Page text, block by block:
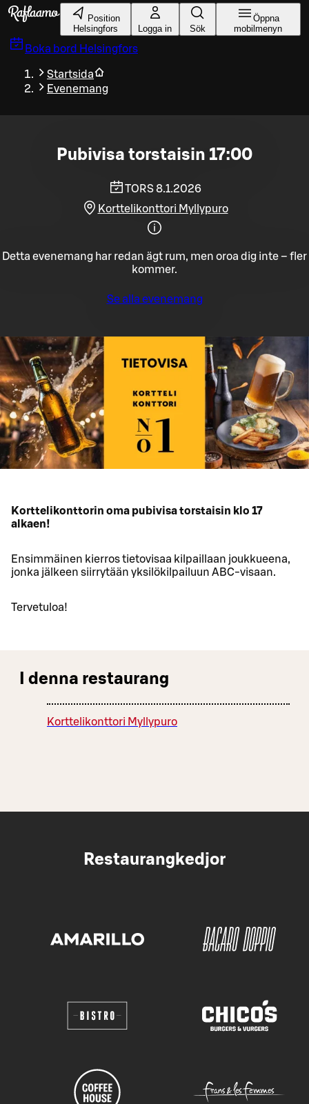
Gå till huvudinnehållet
Position
Helsingfors
Logga in Sök
Öppna
mobilmenyn
Boka bord Helsingfors
Startsida
Evenemang
Pubivisa torstaisin 17:00
TORS 8.1.2026
Korttelikonttori Myllypuro
Detta evenemang har redan ägt rum, men oroa dig inte – fler
kommer.
Se alla evenemang
Korttelikonttorin oma pubivisa torstaisin klo 17
alkaen!
Ensimmäinen kierros tietovisaa kilpaillaan joukkueena,
jonka jälkeen siirrytään yksilökilpailuun ABC-visaan.
Tervetuloa!
I denna restaurang
Korttelikonttori Myllypuro
Restaurangkedjor